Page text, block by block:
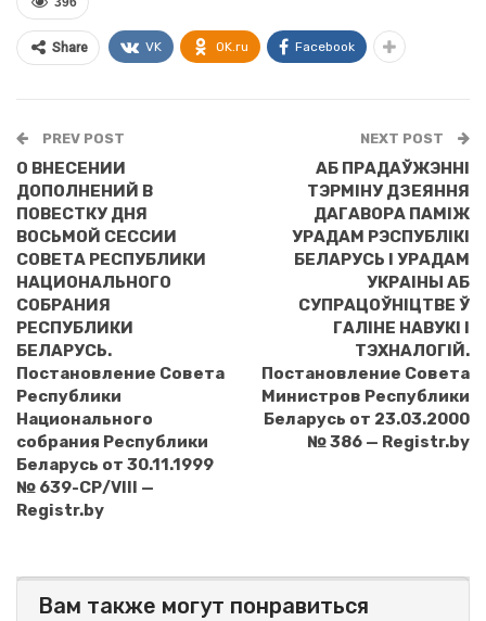
Share VK OK.ru Facebook
PREV POST
О ВНЕСЕНИИ
ДОПОЛНЕНИЙ В
ПОВЕСТКУ ДНЯ
ВОСЬМОЙ СЕССИИ
СОВЕТА РЕСПУБЛИКИ
НАЦИОНАЛЬНОГО
СОБРАНИЯ
РЕСПУБЛИКИ
БЕЛАРУСЬ.
Постановление Совета
Республики
Национального
собрания Республики
Беларусь от 30.11.1999
№ 639-СР/VIII —
Registr.by
NEXT POST
АБ ПРАДАЎЖЭННI
ТЭРМIНУ ДЗЕЯННЯ
ДАГАВОРА ПАМIЖ
УРАДАМ РЭСПУБЛIКI
БЕЛАРУСЬ I УРАДАМ
УКРАIНЫ АБ
СУПРАЦОЎНIЦТВЕ Ў
ГАЛIНЕ НАВУКI I
ТЭХНАЛОГIЙ.
Постановление Совета
Министров Республики
Беларусь от 23.03.2000
№ 386 — Registr.by
Вам также могут понравиться